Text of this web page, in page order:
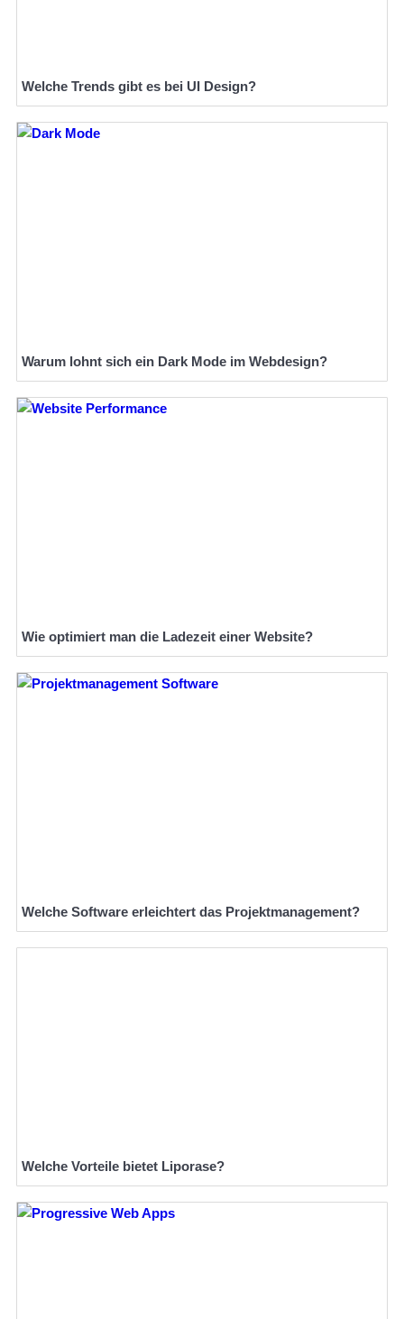
Welche Trends gibt es bei UI Design?
Warum lohnt sich ein Dark Mode im Webdesign?
Wie optimiert man die Ladezeit einer Website?
Welche Software erleichtert das Projektmanagement?
Welche Vorteile bietet Liporase?